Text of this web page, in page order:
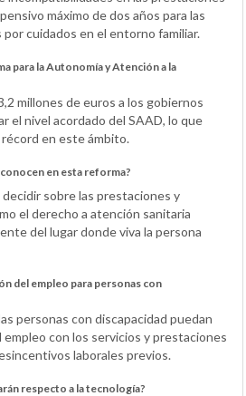
máximo de dos años para las
cuidados en el entorno familiar.
para la Autonomía y Atención a la
millones de euros a los gobiernos
el nivel acordado del SAAD, lo que
en este ámbito.
en esta reforma?
sobre las prestaciones y
el derecho a atención sanitaria
del lugar donde viva la persona
del empleo para personas con
personas con discapacidad puedan
empleo con los servicios y prestaciones
laborales previos.
respecto a la tecnología?